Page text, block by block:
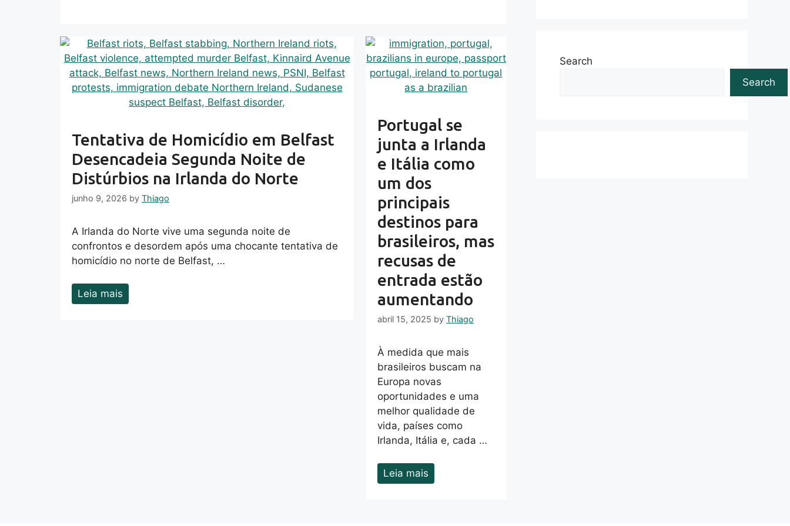
Tentativa de Homicídio em Belfast
Desencadeia Segunda Noite de
Distúrbios na Irlanda do Norte
junho 9, 2026 by Thiago
A Irlanda do Norte vive uma segunda noite de
confrontos e desordem após uma chocante tentativa de
homicídio no norte de Belfast, …
Leia mais
Portugal se
junta a Irlanda
e Itália como
um dos
principais
destinos para
brasileiros, mas
recusas de
entrada estão
aumentando
abril 15, 2025 by Thiago
À medida que mais
brasileiros buscam na
Europa novas
oportunidades e uma
melhor qualidade de
vida, países como
Irlanda, Itália e, cada …
Leia mais
Search
Search